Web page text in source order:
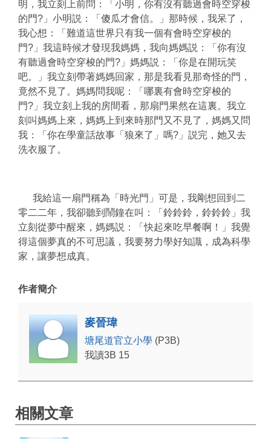
明 ，我立刻上前問：「 小明 ，你有沒有聽過會時空穿梭
的門?」 小明説：「傻瓜才會信。」那時候，我呆了，
我心想：「難道這世界只有我一個有會時空穿梭的
門?」我這時候才發現我媽媽，我向媽媽説：「你有沒
有聽過會時空穿梭的門?」媽媽説：「你是在開玩笑
吧。」我立刻帶著媽媽回家，那是我看見那奇怪的門，
竟然不見了。媽媽問我呢：「哪裏有會時空穿梭的
門?」我立刻上我的房間看，那扇門果然在這裏。我立
刻叫媽媽上來，媽媽上到來時那門又不見了，媽媽又問
我：「你在學童話故事「狼來了」嗎?」説完，她又去
洗衣服了。
我給這一扇門稱為「時光門」可是，我剛想回到二
零二二年，我卻聽到鬧鐘在叫：「鈴鈴鈴，鈴鈴鈴」我
立刻從夢中醒來，媽媽説：「快起來吃早餐啊！」我覺
得這個夢真的不可思議，我要努力學好知識，成為科學
家，讓夢想成真。
作者簡介
麥晉瑋
塘尾道官立小學 (P3B)
我讀3B 15
相關文章